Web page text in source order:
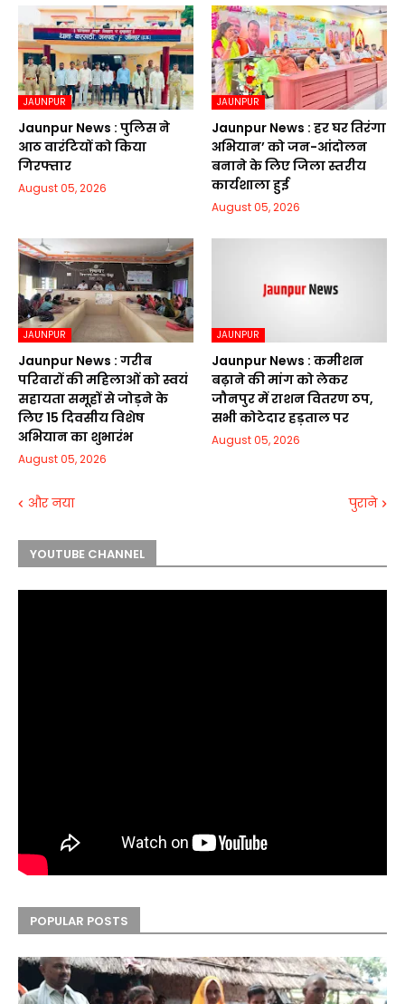
JAUNPUR
Jaunpur News : पुलिस ने
आठ वारंटियों को किया
गिरफ्तार
August 05, 2026
JAUNPUR
Jaunpur News : हर घर तिरंगा
अभियान’ को जन-आंदोलन
बनाने के लिए जिला स्तरीय
कार्यशाला हुई
August 05, 2026
JAUNPUR
Jaunpur News : गरीब
परिवारों की महिलाओं को स्वयं
सहायता समूहों से जोड़ने के
लिए 15 दिवसीय विशेष
अभियान का शुभारंभ
August 05, 2026
JAUNPUR
Jaunpur News : कमीशन
बढ़ाने की मांग को लेकर
जौनपुर में राशन वितरण ठप,
सभी कोटेदार हड़ताल पर
August 05, 2026
और नया पुराने
YOUTUBE CHANNEL
POPULAR POSTS